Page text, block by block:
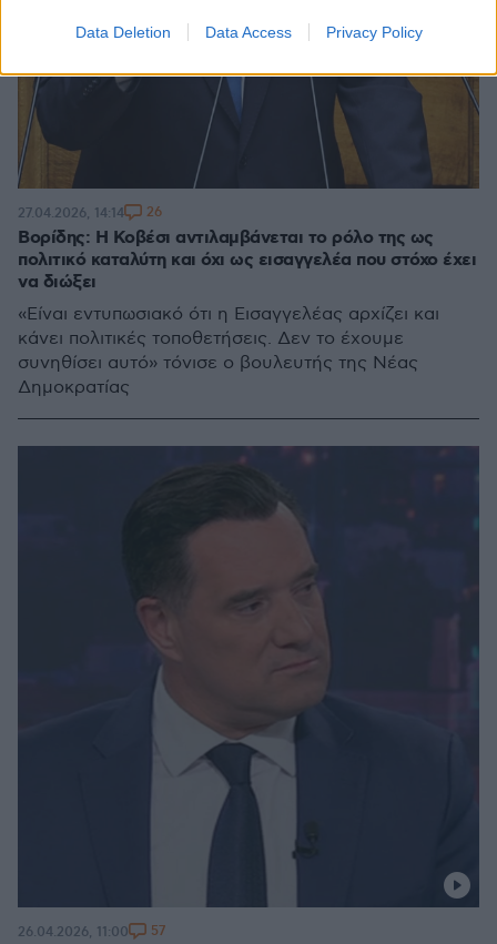
Data Deletion Data Access Privacy Policy
Βορίδης: Η Κοβέσι αντιλαμβάνεται το ρόλο της ως
πολιτικό καταλύτη και όχι ως εισαγγελέα που στόχο έχει
να διώξει
«Είναι εντυπωσιακό ότι η Εισαγγελέας αρχίζει και
κάνει πολιτικές τοποθετήσεις. Δεν το έχουμε
συνηθίσει αυτό» τόνισε ο βουλευτής της Νέας
Δημοκρατίας
27.04.2026, 14:14 26
26.04.2026, 11:00 57